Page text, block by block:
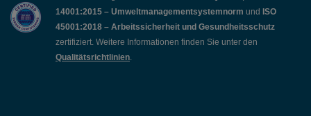
14001:2015 – Umweltmanagementsystemnorm und ISO
45001:2018 – Arbeitssicherheit und Gesundheitsschutz
zertifiziert. Weitere Informationen finden Sie unter den
Qualitätsrichtlinien.